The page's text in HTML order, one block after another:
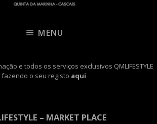
MENU
e todos os serviços exclusivos QMLIFESTYLE
fazendo o seu registo aqui
– MARKET PLACE